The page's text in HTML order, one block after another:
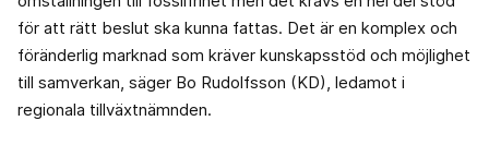
för att rätt beslut ska kunna fattas. Det är en komplex och
föränderlig marknad som kräver kunskapsstöd och möjlighet
till samverkan, säger Bo Rudolfsson (KD), ledamot i
regionala tillväxtnämnden.